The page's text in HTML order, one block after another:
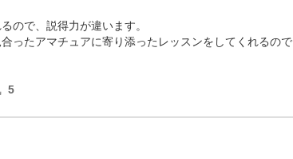
ので、説得力が違います。
ったアマチュアに寄り添ったレッスンをしてくれるので
5